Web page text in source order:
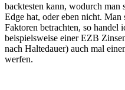
backtesten kann, wodurch man
Edge hat, oder eben nicht.
Faktoren betrachten, so
beispielsweise einer EZB
nach Haltedauer) auch mal
werfen.